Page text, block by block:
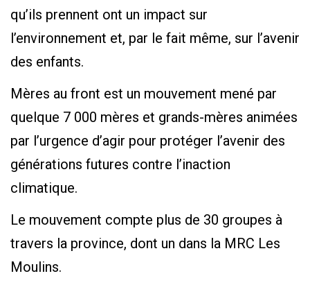
qu’ils prennent ont un impact sur
l’environnement et, par le fait même, sur l’avenir
des enfants.
Mères au front est un mouvement mené par
quelque 7 000 mères et grands-mères animées
par l’urgence d’agir pour protéger l’avenir des
générations futures contre l’inaction
climatique.
Le mouvement compte plus de 30 groupes à
travers la province, dont un dans la MRC Les
Moulins.